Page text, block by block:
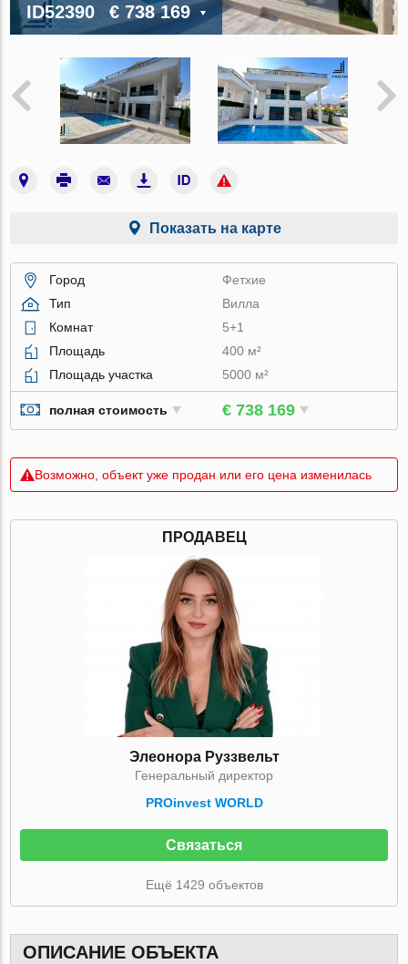
ID52390 € 738 169
Показать на карте
Город
Фетхие
Тип
Вилла
Комнат
5+1
Площадь
400 м²
Площадь участка
5000 м²
полная стоимость € 738 169
Возможно, объект уже продан или его цена изменилась
ПРОДАВЕЦ
Элеонора Руззвельт
Генеральный директор
PROinvest WORLD
Связаться
Ещё 1429 объектов
ОПИСАНИЕ ОБЪЕКТА